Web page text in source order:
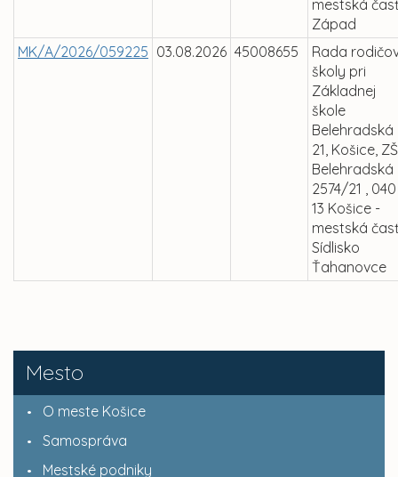
Mesto
O meste Košice
Samospráva
Mestské podniky
mestská časť
Západ
MK/A/2026/059225 03.08.2026 45008655
Rada
školy pri
Základnej
škole
Belehradská
21, Košice,
Belehradská
2574/21 , 040
13 Košice -
mestská časť
Sídlisko
Ťahanovce